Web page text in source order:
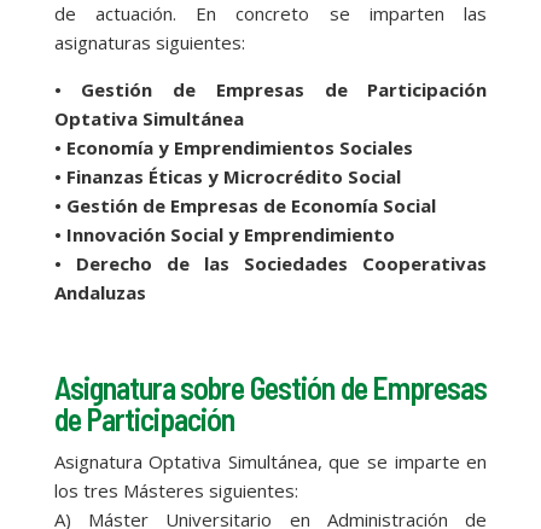
de actuación. En concreto se imparten las
asignaturas siguientes:
• Gestión de Empresas de Participación
Optativa Simultánea
• Economía y Emprendimientos Sociales
• Finanzas Éticas y Microcrédito Social
• Gestión de Empresas de Economía Social
• Innovación Social y Emprendimiento
• Derecho de las Sociedades Cooperativas
Andaluzas
Asignatura sobre Gestión de Empresas
de Participación
Asignatura Optativa Simultánea, que se imparte en
los tres Másteres siguientes:
A) Máster Universitario en Administración de